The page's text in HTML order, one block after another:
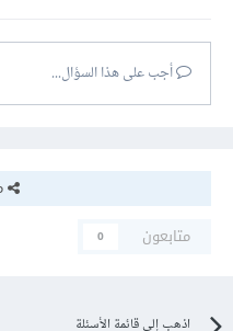
أجب على هذا السؤال...
متابعون
0
اذهب إلى قائمة الأسئلة